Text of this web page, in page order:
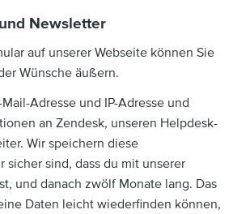
Newsletter
auf unserer Webseite können Sie
Wünsche äußern.
Adresse und IP-Adresse und
an Zendesk, unseren Helpdesk-
Wir speichern diese
sicher sind, dass du mit unserer
und danach zwölf Monate lang. Das
Daten leicht wiederfinden können,